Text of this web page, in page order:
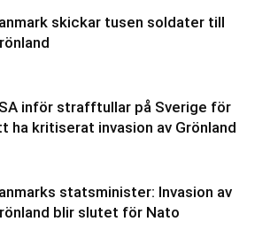
skickar tusen soldater till
inför strafftullar på Sverige för
ha kritiserat invasion av Grönland
statsminister: Invasion av
blir slutet för Nato